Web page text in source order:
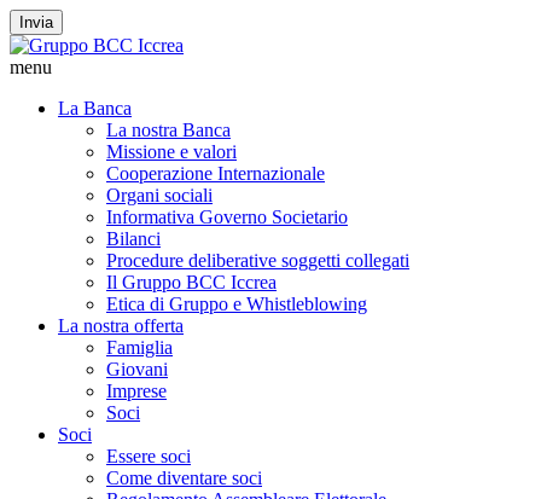
Invia
menu
La Banca
La nostra Banca
Missione e valori
Cooperazione Internazionale
Organi sociali
Informativa Governo Societario
Bilanci
Procedure deliberative soggetti collegati
Il Gruppo BCC Iccrea
Etica di Gruppo e Whistleblowing
La nostra offerta
Famiglia
Giovani
Imprese
Soci
Soci
Essere soci
Come diventare soci